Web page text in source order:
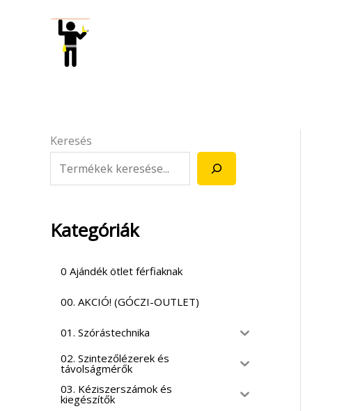
Keresés
Kategóriák
0 Ajándék ötlet férfiaknak
00. AKCIÓ! (GÓCZI-OUTLET)
01. Szórástechnika
02. Szintezőlézerek és
távolságmérők
03. Kéziszerszámok és
kiegészítők